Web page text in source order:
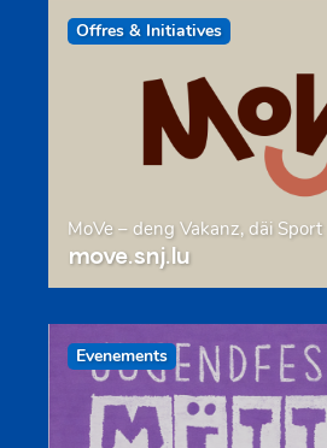
Offres & Initiatives
MoVe – deng Vakanz, däi Sport
move.snj.lu
Evenements